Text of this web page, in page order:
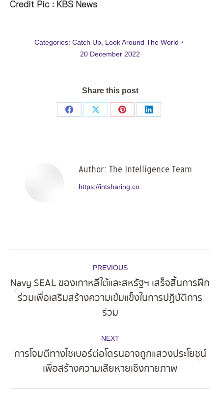
Credit Pic : KBS News
Categories: Catch Up, Look Around The World
20 December 2022
Share this post
Share
Share
Share
Share
Author: The Intelligence Team
https://intsharing.co
navigation
PREVIOUS
Previous
post:
Navy SEAL ของเกาหลีใต้และสหรัฐฯ เสร็จสิ้นการฝึก
ร่วมเพื่อเสริมสร้างความเข้มแข็งในการปฏิบัติการ
ร่วม
NEXT
post:
การโจมตีทางไซเบอร์ต่อโดรนอาจถูกแสวงประโยชน์
เพื่อสร้างความเสียหายเชิงกายภาพ